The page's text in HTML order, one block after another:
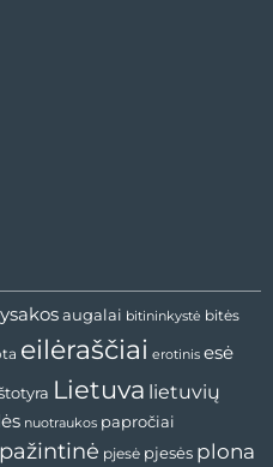
augalai bitininkystė bitės
eilėraščiai erotinis esė
Lietuva lietuvių
nuotraukos papročiai
pažintinė pjesė pjesės plona